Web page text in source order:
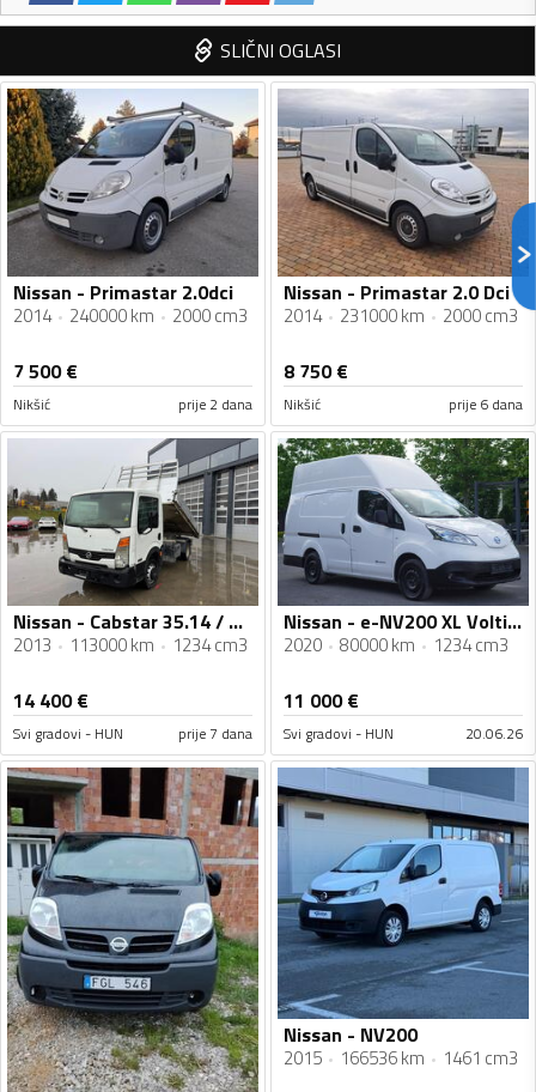
SLIČNI OGLASI
Nissan - Primastar 2.0dci
2014 240000 km 2000 cm3
7 500€
Nikšić prije 2 dana
Nissan - Primastar 2.0 Dci
2014 231000 km 2000 cm3
8 750€
Nikšić prije 6 dana
Nissan - Cabstar 35.14 / 4x2 / Kiper / Kamion kiper do 3,5 t / AL096
2013 113000 km 1234 cm3
14 400€
Svi gradovi - HUN prije 7 dana
Nissan - e-NV200 XL Voltia / električno vozilo / 80.000 km minibus furgon / FHM-0086
2020 80000 km 1234 cm3
11 000€
Svi gradovi - HUN 20.06.26
Nissan - NV200
2015 166536 km 1461 cm3